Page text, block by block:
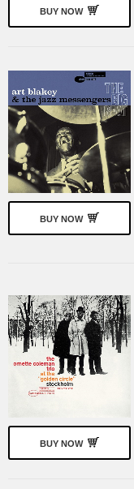
BUY NOW
BUY NOW
BUY NOW